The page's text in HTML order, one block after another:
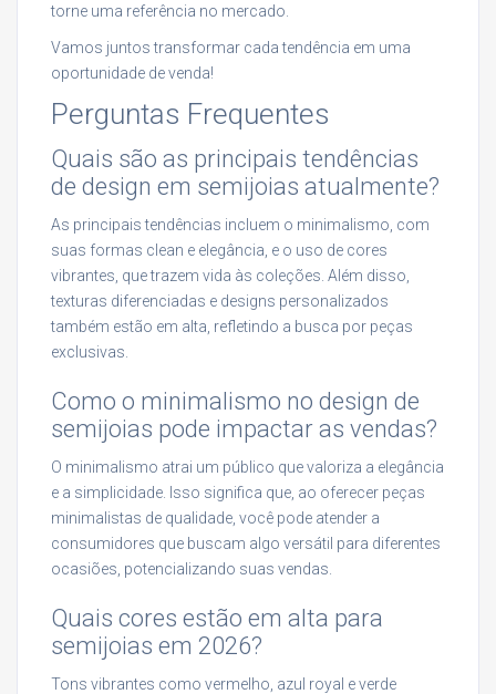
torne uma referência no mercado.
Vamos juntos transformar cada tendência em uma
oportunidade de venda!
Perguntas Frequentes
Quais são as principais tendências
de design em semijoias atualmente?
As principais tendências incluem o minimalismo, com
suas formas clean e elegância, e o uso de cores
vibrantes, que trazem vida às coleções. Além disso,
texturas diferenciadas e designs personalizados
também estão em alta, refletindo a busca por peças
exclusivas.
Como o minimalismo no design de
semijoias pode impactar as vendas?
O minimalismo atrai um público que valoriza a elegância
e a simplicidade. Isso significa que, ao oferecer peças
minimalistas de qualidade, você pode atender a
consumidores que buscam algo versátil para diferentes
ocasiões, potencializando suas vendas.
Quais cores estão em alta para
semijoias em 2026?
Tons vibrantes como vermelho, azul royal e verde